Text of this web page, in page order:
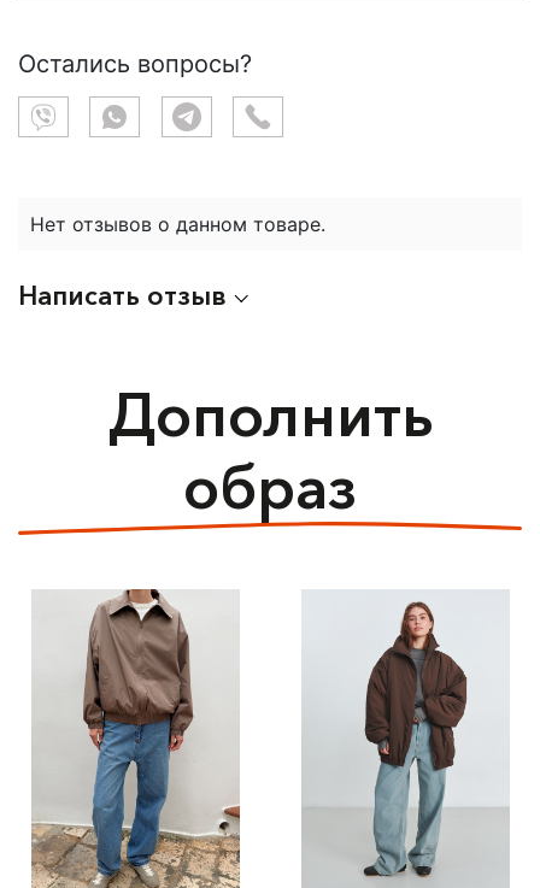
Остались вопросы?
Нет отзывов о данном товаре.
Написать отзыв
Дополнить
образ